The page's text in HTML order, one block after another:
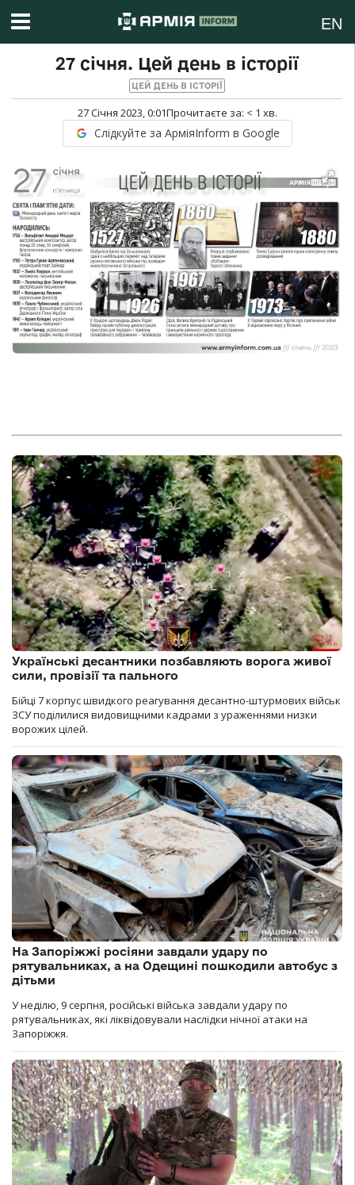
EN
27 січня. Цей день в історії
ЦЕЙ ДЕНЬ В ІСТОРІЇ
27 Січня 2023, 0:01Прочитаєте за: < 1 хв.
Слідкуйте за АрміяInform в Google
Українські десантники позбавляють ворога живої
сили, провізії та пального
Бійці 7 корпус швидкого реагування десантно-штурмових військ
ЗСУ поділилися видовищними кадрами з ураженнями низки
ворожих цілей.
На Запоріжжі росіяни завдали удару по
рятувальниках, а на Одещині пошкодили автобус з
дітьми
У неділю, 9 серпня, російські війська завдали удару по
рятувальниках, які ліквідовували наслідки нічної атаки на
Запоріжжя.